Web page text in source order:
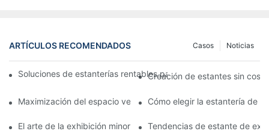
ARTÍCULOS RECOMENDADOS Noticias
Casos
Soluciones de estanterías rentables para supermercados: un
Creación de estantes sin
Maximización del espacio vertical con diseños creativos de
Cómo elegir la estantería de
El arte de la exhibición minorista: eligiendo los mejores
Tendencias de estante de